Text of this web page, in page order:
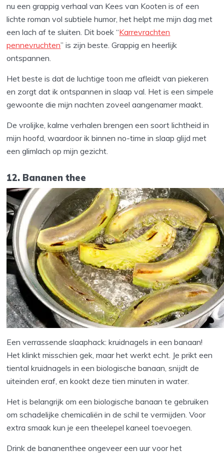
nu een grappig verhaal van Kees van Kooten is of een
lichte roman vol subtiele humor, het helpt me mijn dag met
een lach af te sluiten. Dit boek “Karrevrachten
pennevruchten” is zijn beste. Grappig en heerlijk
ontspannen.
Het beste is dat de luchtige toon me afleidt van piekeren
en zorgt dat ik ontspannen in slaap val. Het is een simpele
gewoonte die mijn nachten zoveel aangenamer maakt.
De vrolijke, kalme verhalen brengen een soort lichtheid in
mijn hoofd, waardoor ik binnen no-time in slaap glijd met
een glimlach op mijn gezicht.
12. Bananen thee
Een verrassende slaaphack: kruidnagels in een banaan!
Het klinkt misschien gek, maar het werkt echt. Je prikt een
tiental kruidnagels in een biologische banaan, snijdt de
uiteinden eraf, en kookt deze tien minuten in water.
Het is belangrijk om een biologische banaan te gebruiken
om schadelijke chemicaliën in de schil te vermijden. Voor
extra smaak kun je een theelepel kaneel toevoegen.
Drink de bananenthee ongeveer een uur voor het